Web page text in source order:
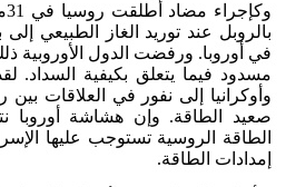
بالروبل عند توريد الغاز الطبيعي
في أوروبا. ورفضت الدول الأوروبية
مسدود فيما يتعلق بكيفية السداد.
وأوكرانيا إلى نفور في العلاقات بين
صعيد الطاقة. وإن هشاشة أوروبا
الطاقة الروسية تستوجب عليها
إمدادات الطاقة.